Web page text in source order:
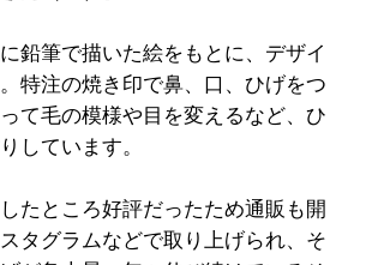
鉛筆で描いた絵をもとに、デザイ
特注の焼き印で鼻、口、ひげをつ
て毛の模様や目を変えるなど、ひ
しています。
たところ好評だったため通販も開
タグラムなどで取り上げられ、そ